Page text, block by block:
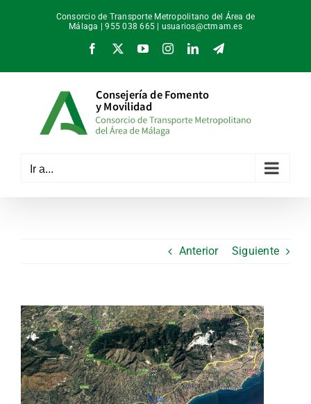
Consorcio de Transporte Metropolitano del Área de
Málaga | 955 038 665 | usuarios@ctmam.es
Facebook
X YouTubeInstagramLinkedInTelegram
Ir a...
Anterior Siguiente
Ver
imagen
más
grande